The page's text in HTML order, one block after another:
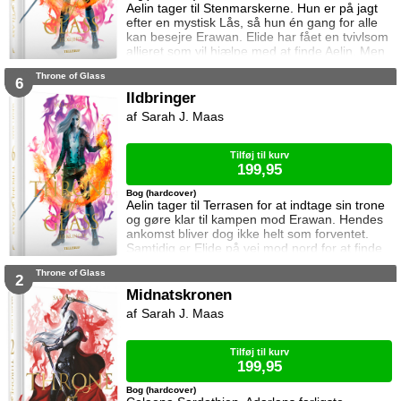
Aelin tager til Stenmarskerne. Hun er på jagt
efter en mystisk Lås, så hun én gang for alle
kan besejre Erawan. Elide har fået en tvivlsom
allieret som vil hjælpe med at finde Aelin. Men
for hvilken pris? Manon vågner i lænker og
Dorian ikke glemme heksen der hjalp ham i
6 Throne of Glass
Ildbringer
Aelin tager til Terrasen for at indtage sin trone
og gøre klar til kampen mod Erawan. Hendes
ankomst bliver dog ikke helt som forventet.
Samtidig er Elide på vej mod nord for at finde
Aelin og Celaena Sardothien. Oakwaldskoven
når nogen følger efter én. Dorian forsøger at
problemer at kæmpe mod, og Manon byder
Bog (hardcover)
Sarah J. Maas
Tilføj til kurv
199,95
2 Throne of Glass
Midnatskronen
Bog (hardcover)
Sarah J. Maas
Tilføj til kurv
199,95